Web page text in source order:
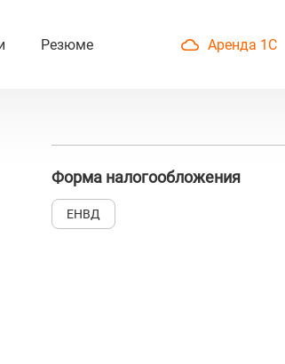
Резюме Аренда 1С
Форма налогообложения
ЕНВД